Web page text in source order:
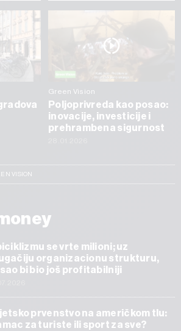
Green Vision
Poljoprivreda kao posao:
inovacije, investicije i
prehrambena sigurnost
VISION
se vrte milioni; uz
organizacionu strukturu,
bi bio još profitabilniji
prvenstvo na američkom tlu:
za turiste ili sport za sve?